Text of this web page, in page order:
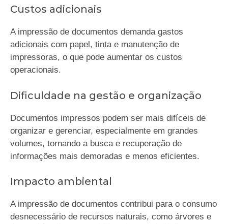
Custos adicionais
A impressão de documentos demanda gastos
adicionais com papel, tinta e manutenção de
impressoras, o que pode aumentar os custos
operacionais.
Dificuldade na gestão e organização
Documentos impressos podem ser mais difíceis de
organizar e gerenciar, especialmente em grandes
volumes, tornando a busca e recuperação de
informações mais demoradas e menos eficientes.
Impacto ambiental
A impressão de documentos contribui para o consumo
desnecessário de recursos naturais, como árvores e